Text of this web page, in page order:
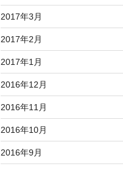
2017年3月
2017年2月
2017年1月
2016年12月
2016年11月
2016年10月
2016年9月